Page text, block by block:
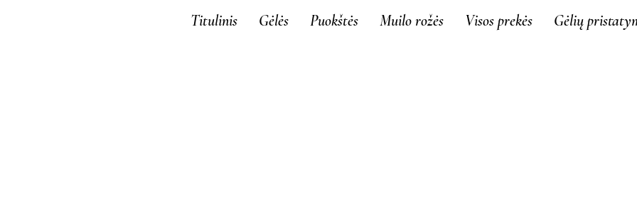
Titulinis Gėlės Puokštės Muilo rožės Visos prekės Gėlių